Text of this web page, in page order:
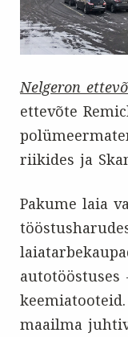
Nelgeron
ettevõte
riikides ja
Pakume laia
maailma